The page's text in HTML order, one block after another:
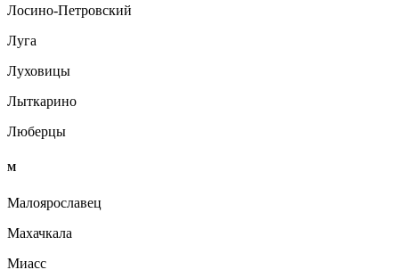
Лосино-Петровский
Луга
Луховицы
Лыткарино
Люберцы
М
Малоярославец
Махачкала
Миасс